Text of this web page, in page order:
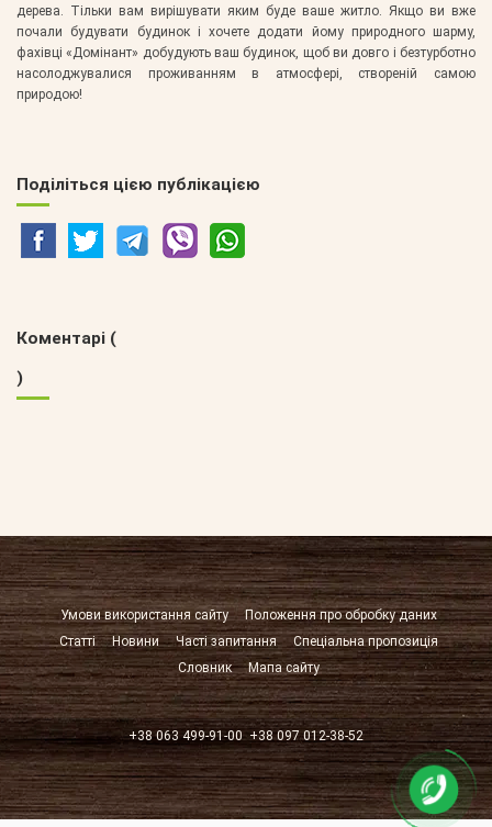
дерева. Тільки вам вирішувати яким буде ваше житло. Якщо ви вже
почали будувати будинок і хочете додати йому природного шарму,
фахівці «Домінант» добудують ваш будинок, щоб ви довго і безтурботно
насолоджувалися проживанням в атмосфері, створеній самою
природою!
Поділіться цією публікацією
Коментарі (
)
Умови використання сайту
Положення про обробку даних
Статті
Новини Часті запитання
Спеціальна пропозиція
Словник
Мапа сайту
+38 063 499-91-00 +38 097 012-38-52